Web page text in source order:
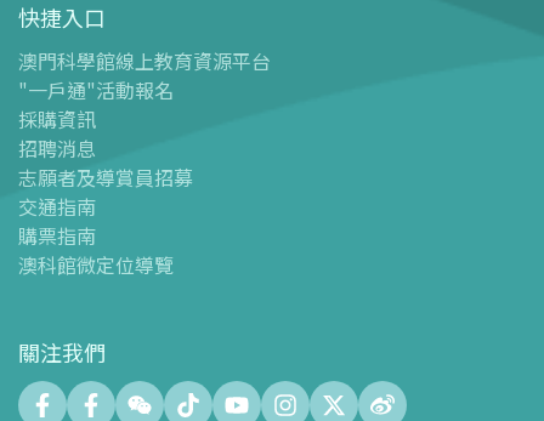
導覽圖
- 導覽圖
- 澳科館微定位導覽
場館設施
- 科學館兒童世界
- 展覽中心
- 天文館
- 會議中心
數字化製造實驗室 (FABLAB)
創客空間 (Maker Space)
快捷入口
澳門科學館線上教育資源平台
"一戶通"活動報名
採購資訊
招聘消息
志願者及導賞員招募
交通指南
購票指南
澳科館微定位導覽
關注我們